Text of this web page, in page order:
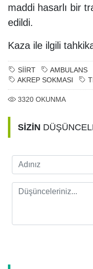
maddi hasarlı bir
edildi.
Kaza ile ilgili
SİİRT AMBULANS
AKREP SOKMASI
3320 OKUNMA
SİZİN